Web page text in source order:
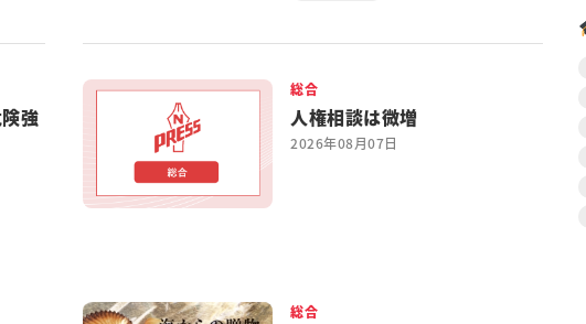
強
総合
人権相談は微増
2026年08月07日
総合